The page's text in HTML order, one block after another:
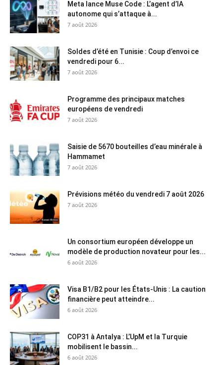
Meta lance Muse Code : L’agent d’IA
autonome qui s’attaque à...
7 août 2026
Soldes d’été en Tunisie : Coup d’envoi ce
vendredi pour 6...
7 août 2026
Programme des principaux matches
européens de vendredi
7 août 2026
Saisie de 5670 bouteilles d’eau minérale à
Hammamet
7 août 2026
Prévisions météo du vendredi 7 août 2026
7 août 2026
Un consortium européen développe un
modèle de production novateur pour les...
6 août 2026
Visa B1/B2 pour les États-Unis : La caution
financière peut atteindre...
6 août 2026
COP31 à Antalya : L’UpM et la Turquie
mobilisent le bassin...
6 août 2026